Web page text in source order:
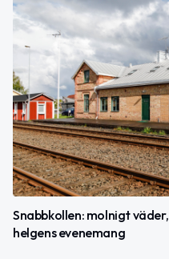
Snabbkollen: molnigt
helgens evenemang